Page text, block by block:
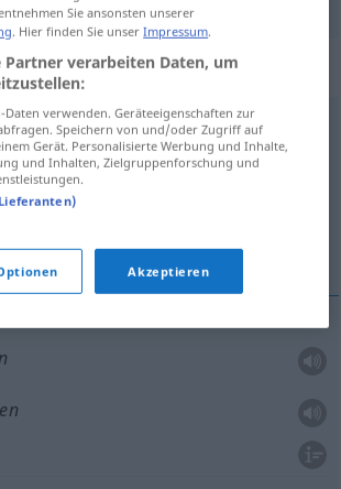
: isim
Übersetzungen
Übersetzung anklicken/antippen)
Sie ansonsten unserer
. Hier finden Sie unserImpressum.
Partner verarbeiten Daten, um
Daten verwenden. Geräteeigenschaften zur
Speichern von und/oder Zugriff auf
Gerät. Personalisierte Werbung und Inhalte,
und Inhalten, Zielgruppenforschung und
Akzeptieren